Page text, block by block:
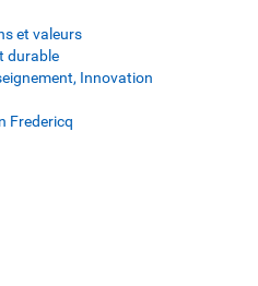
et valeurs
durable
Innovation
Fredericq